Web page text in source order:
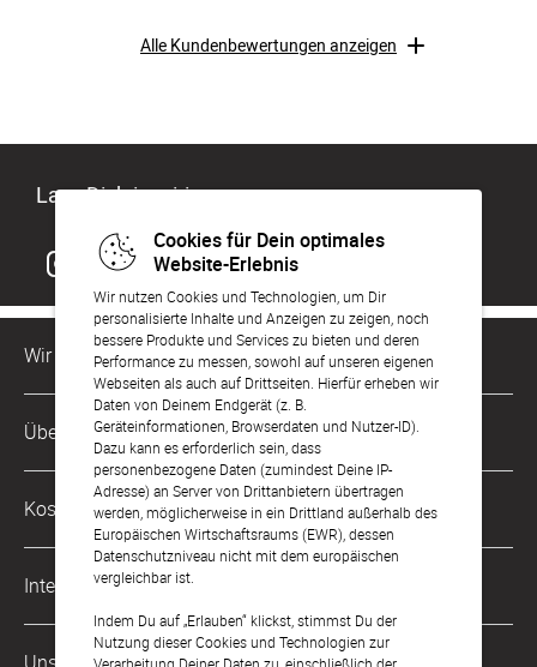
Cookies für Dein optimales
Website-Erlebnis
Wir nutzen Cookies und Technologien, um Dir
personalisierte Inhalte und Anzeigen zu zeigen, noch
bessere Produkte und Services zu bieten und deren
Performance zu messen, sowohl auf unseren eigenen
Webseiten als auch auf Drittseiten. Hierfür erheben wir
Daten von Deinem Endgerät (z. B.
Geräteinformationen, Browserdaten und Nutzer-ID).
Dazu kann es erforderlich sein, dass
personenbezogene Daten (zumindest Deine IP-
Adresse) an Server von Drittanbietern übertragen
werden, möglicherweise in ein Drittland außerhalb des
Europäischen Wirtschaftsraums (EWR), dessen
Datenschutzniveau nicht mit dem europäischen
vergleichbar ist.
Indem Du auf „Erlauben“ klickst, stimmst Du der
Nutzung dieser Cookies und Technologien zur
Alle Kundenbewertungen anzeigen
Lass Dich inspirieren
Wir sind für Dich da
Kundenservice-Hotline
0221 956 725 10
Mo. - Fr. von 9 bis 17 Uhr
kontakt@sendmoments.de
Über Uns
Philosophie
Karriere
Impressum
AGB & Widerrufsrecht
Zahlung & Versand
Kostenlose Services
Musterkarten
Digitale Fotoalben
Digitale Gästelisten
International
Österreich